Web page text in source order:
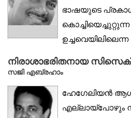
ഭാഷയുടെ
നിരാശാഭരിതനായ സിസെക്
സജി എബ്രഹാം
ഹേഗേലിയൻ
എല്ലായ്‌പോഴും